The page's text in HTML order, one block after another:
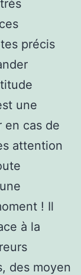
précis
une
en cas de
attention
! Il
à la
des moyen